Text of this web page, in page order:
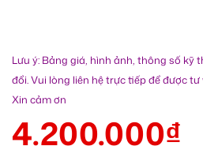
Lưu ý: Bảng giá, hình ảnh, thông số
đổi. Vui lòng liên hệ trực tiếp để được
Xin cảm ơn
4.200.000₫